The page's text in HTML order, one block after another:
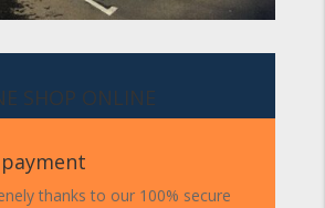
SHOP ONLINE
thanks to our 100% secure